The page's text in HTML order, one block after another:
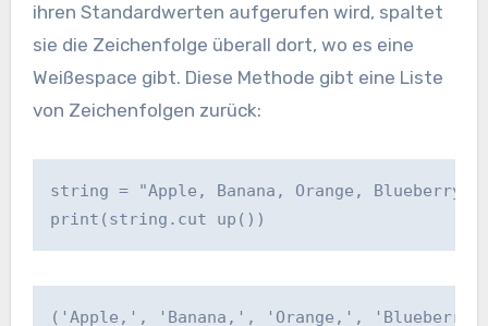
ihren Standardwerten aufgerufen wird, spaltet
sie die Zeichenfolge überall dort, wo es eine
Weißespace gibt. Diese Methode gibt eine Liste
von Zeichenfolgen zurück:
string = "Apple, Banana, Orange, Blueberry"
print(string.cut up())
('Apple,', 'Banana,', 'Orange,',